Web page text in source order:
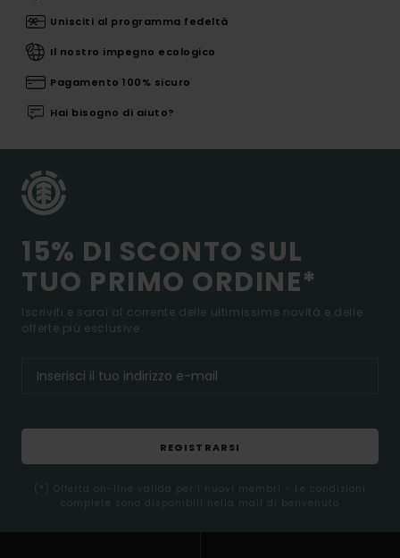
Unisciti al programma fedeltà
Il nostro impegno ecologico
Pagamento 100% sicuro
Hai bisogno di aiuto?
15% DI SCONTO SUL
TUO PRIMO ORDINE*
Iscriviti e sarai al corrente delle ultimissime novità e delle
offerte più esclusive.
REGISTRARSI
(*) Offerta on-line valida per i nuovi membri - Le condizioni
complete sono disponibili nella mail di benvenuto